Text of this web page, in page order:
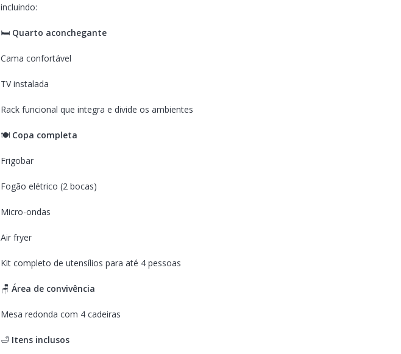
incluindo:
🛏️ Quarto aconchegante
Cama confortável
TV instalada
Rack funcional que integra e divide os ambientes
🍽️ Copa completa
Frigobar
Fogão elétrico (2 bocas)
Micro-ondas
Air fryer
Kit completo de utensílios para até 4 pessoas
🪑 Área de convivência
Mesa redonda com 4 cadeiras
🛁 Itens inclusos